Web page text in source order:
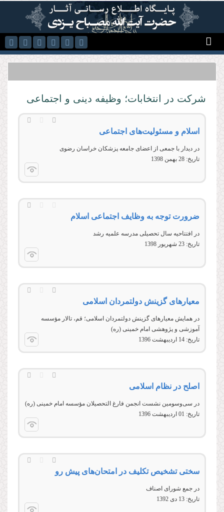
رفتن به محتوای اصلی
شركت در انتخابات؛ وظيفه دينی و اجتماعی
اسلام و مسئولیت‌های اجتماعی
در دیدار با جمعی از اعضای جامعه پزشكان خراسان رضوی
تاریخ: 28 بهمن 1398
ضرورت توجه به وظایف اجتماعی اسلام
در افتتاحیه سال تحصیلی مدرسه علمیه رشد
تاریخ: 23 شهريور 1398
معیارهای گزینش دولتمردان اسلامی
در همایش معیارهای گزینش دولتمردان اسلامی؛ قم، تالار مؤسسه
آموزشی و پژوهشی امام خمینی (ره)
تاریخ: 14 ارديبهشت 1396
اصلح در نظام اسلامی
در سی‌وسومين نشست انجمن فارغ التحصيلان مؤسسه امام خمينی (ره)
تاریخ: 01 ارديبهشت 1396
سختی تشخیص تكلیف در امتحان‌های پیش‌ رو
در جمع شورای اصناف
تاریخ: 13 دى 1392